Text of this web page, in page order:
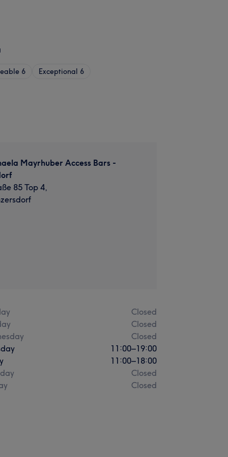
6 Exceptional 6
Mayrhuber Access Bars -
85 Top 4,
Closed
Closed
Closed
11:00–19:00
11:00–18:00
Closed
Closed